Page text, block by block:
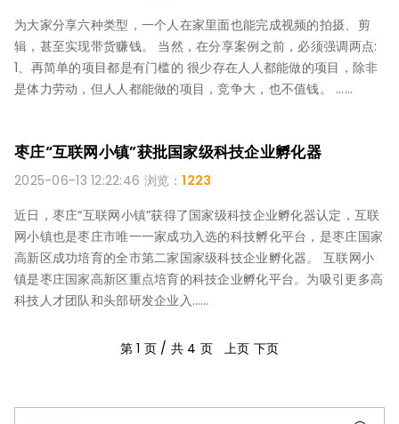
为大家分享六种类型，一个人在家里面也能完成视频的拍摄、剪
辑，甚至实现带货赚钱。 当然，在分享案例之前，必须强调两点:
1、再简单的项目都是有门槛的 很少存在人人都能做的项目，除非
是体力劳动，但人人都能做的项目，竞争大，也不值钱。 ……
枣庄“互联网小镇”获批国家级科技企业孵化器
2025-06-13 12:22:46 浏览：1223
近日，枣庄“互联网小镇”获得了国家级科技企业孵化器认定，互联
网小镇也是枣庄市唯一一家成功入选的科技孵化平台，是枣庄国家
高新区成功培育的全市第二家国家级科技企业孵化器。 互联网小
镇是枣庄国家高新区重点培育的科技企业孵化平台。为吸引更多高
科技人才团队和头部研发企业入……
第 1 页 / 共 4 页 上页 下页